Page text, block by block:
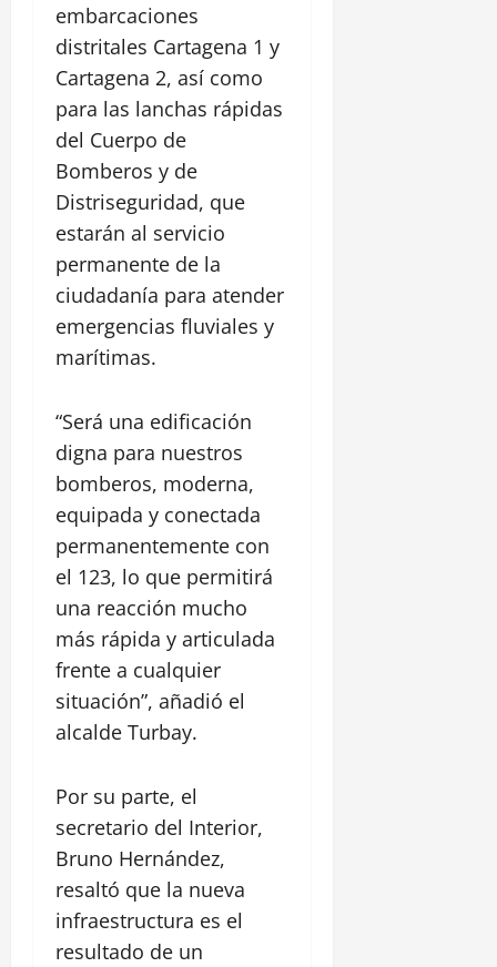
embarcaciones
distritales Cartagena 1 y
Cartagena 2, así como
para las lanchas rápidas
del Cuerpo de
Bomberos y de
Distriseguridad, que
estarán al servicio
permanente de la
ciudadanía para atender
emergencias fluviales y
marítimas.
“Será una edificación
digna para nuestros
bomberos, moderna,
equipada y conectada
permanentemente con
el 123, lo que permitirá
una reacción mucho
más rápida y articulada
frente a cualquier
situación”, añadió el
alcalde Turbay.
Por su parte, el
secretario del Interior,
Bruno Hernández,
resaltó que la nueva
infraestructura es el
resultado de un